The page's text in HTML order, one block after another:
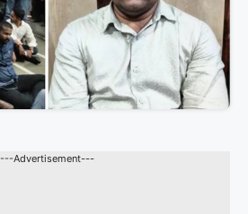
---Advertisement---